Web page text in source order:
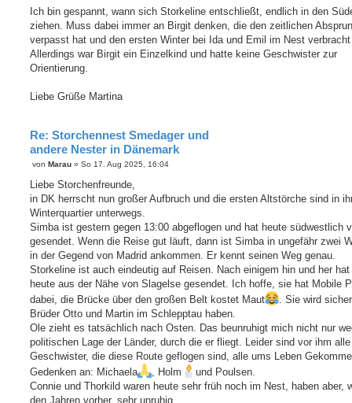
Ich bin gespannt, wann sich Storkeline entschließt, endlich in den
ziehen. Muss dabei immer an Birgit denken, die den zeitlichen
verpasst hat und den ersten Winter bei Ida und Emil im Nest
Allerdings war Birgit ein Einzelkind und hatte keine Geschwister zur
Orientierung.
Liebe Grüße Martina
Re: Storchennest Smedager und
andere Nester in Dänemark
B
r
a
von Marau » So 17. Aug 2025, 16:04
Liebe Storchenfreunde,
in DK herrscht nun großer Aufbruch und die ersten Altstörche sind in
Winterquartier unterwegs.
Simba ist gestern gegen 13:00 abgeflogen und hat heute südwestlich
gesendet. Wenn die Reise gut läuft, dann ist Simba in ungefähr zwei
in der Gegend von Madrid ankommen. Er kennt seinen Weg genau.
Storkeline ist auch eindeutig auf Reisen. Nach einigem hin und her
heute aus der Nähe von Slagelse gesendet. Ich hoffe, sie hat Mobile
dabei, die Brücke über den großen Belt kostet Maut
. Sie wird
Brüder Otto und Martin im Schlepptau haben.
Ole zieht es tatsächlich nach Osten. Das beunruhigt mich nicht nur
politischen Lage der Länder, durch die er fliegt. Leider sind vor ihm
Geschwister, die diese Route geflogen sind, alle ums Leben
Gedenken an: Michaela
, Holm
und Poulsen.
Connie und Thorkild waren heute sehr früh noch im Nest, haben aber,
den Jahren vorher, sehr unruhig.